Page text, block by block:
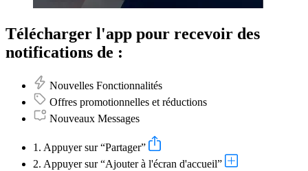
Télécharger l'app pour recevoir des
notifications de :
Nouvelles Fonctionnalités
Offres promotionnelles et réductions
Nouveaux Messages
1. Appuyer sur “Partager”
2. Appuyer sur “Ajouter à l'écran d'accueil”